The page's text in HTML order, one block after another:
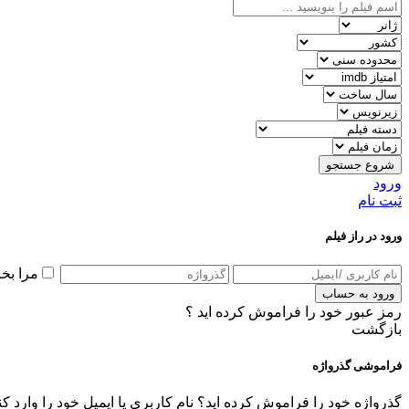
شروع جستجو
ورود
ثبت نام
ورود در راز فیلم
مرا
ورود به حساب
رمز عبور خود را فراموش کرده اید ؟
بازگشت
فراموشی گذرواژه
گذرواژه خود را فراموش کرده اید؟ نام کاربری یا ایمیل خود را